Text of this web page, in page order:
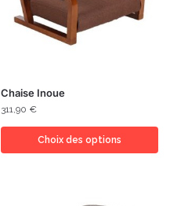
Chaise Inoue
311,90 €
Choix des options